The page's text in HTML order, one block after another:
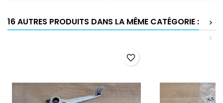
16 AUTRES PRODUITS DANS LA MÊME CATÉGORIE :
>
<
favorite_border